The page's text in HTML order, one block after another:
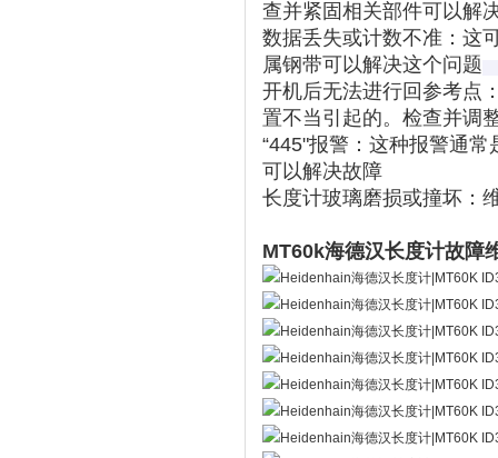
查并紧固相关部件可以解
数据丢失或计数不准 ：这
属钢带可以解决这个问题‌
开机后无法进行回参考点
置不当引起的。检查并调
“445"报警 ：这种报警通
可以解决故障‌
长度计玻璃磨损或撞坏：
MT60k海德汉长度计故障